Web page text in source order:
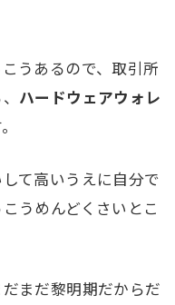
うあるので、取引所
ハードウェアウォレ
て高いうえに自分で
うめんどくさいとこ
まだ黎明期だからだ